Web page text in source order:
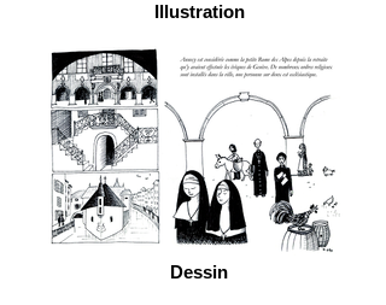
Illustration
Dessin